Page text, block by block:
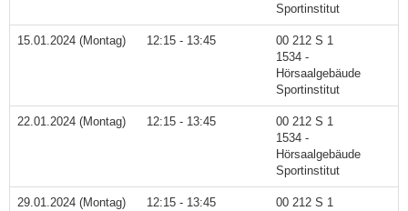
Sportinstitut
15.01.2024 (Montag) 12:15 - 13:45
00 212 S 1
1534 -
Hörsaalgebäude
Sportinstitut
22.01.2024 (Montag) 12:15 - 13:45
00 212 S 1
1534 -
Hörsaalgebäude
Sportinstitut
29.01.2024 (Montag) 12:15 - 13:45
00 212 S 1